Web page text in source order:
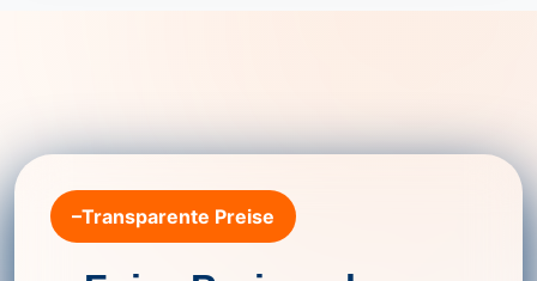
–Transparente Preise